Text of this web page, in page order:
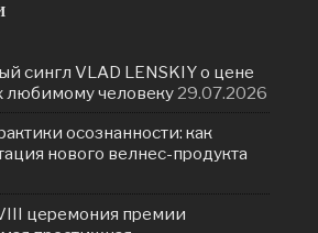
сингл VLAD LENSKIY о цене
любимому человеку29.07.2026
осознанности: как
нового велнес-продукта
церемония премии